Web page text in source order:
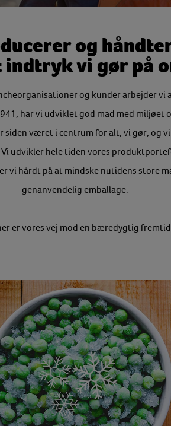
og
vi gør på
og kunder arbejder
har vi udviklet god mad med miljøet
været i centrum for alt, vi gør, og
udvikler hele tiden vores
vi hårdt på at mindske nutidens store
genanvendelig emballage.
er vores vej mod en bæredygtig